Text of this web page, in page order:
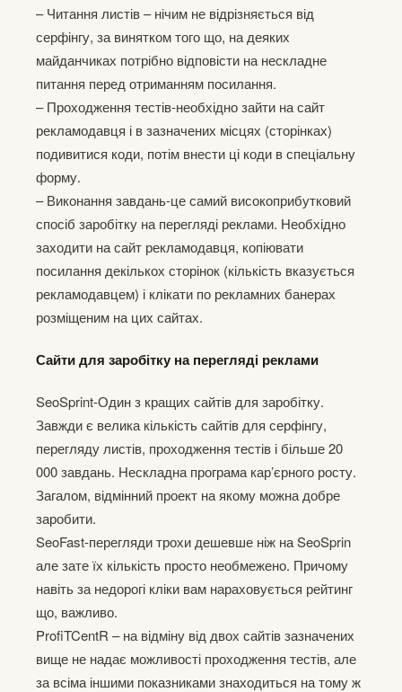
– Читання листів – нічим не відрізняється від
серфінгу, за винятком того що, на деяких
майданчиках потрібно відповісти на нескладне
питання перед отриманням посилання.
– Проходження тестів-необхідно зайти на сайт
рекламодавця і в зазначених місцях (сторінках)
подивитися коди, потім внести ці коди в спеціальну
форму.
– Виконання завдань-це самий високоприбутковий
спосіб заробітку на перегляді реклами. Необхідно
заходити на сайт рекламодавця, копіювати
посилання декількох сторінок (кількість вказується
рекламодавцем) і клікати по рекламних банерах
розміщеним на цих сайтах.
Сайти для заробітку на перегляді реклами
SeoSprint-Один з кращих сайтів для заробітку.
Завжди є велика кількість сайтів для серфінгу,
перегляду листів, проходження тестів і більше 20
000 завдань. Нескладна програма кар’єрного росту.
Загалом, відмінний проект на якому можна добре
заробити.
SeoFast-перегляди трохи дешевше ніж на SeoSprin
але зате їх кількість просто необмежено. Причому
навіть за недорогі кліки вам нараховується рейтинг
що, важливо.
ProfiTCentR – на відміну від двох сайтів зазначених
вище не надає можливості проходження тестів, але
за всіма іншими показниками знаходиться на тому ж